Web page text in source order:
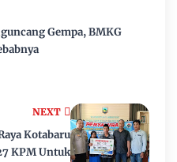
NEXT
Kotabaru
KPM Untuk
Gempa, BMKG